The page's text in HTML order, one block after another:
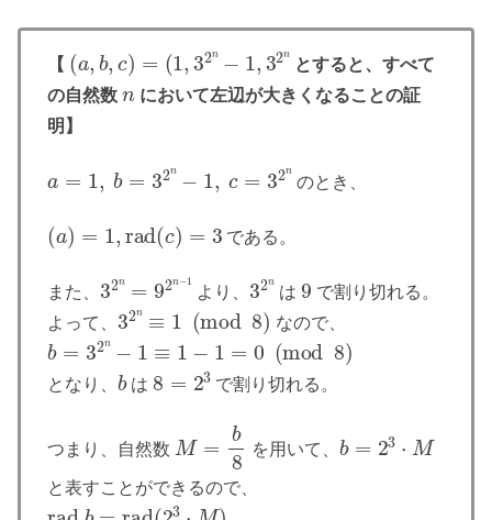
【 ( b c)
( 3 n 3 n
とすると、すべて
の自然数 nにおいて左辺が大きくなることの証
明】
= n− c のとき、
( ) rad c ) = である。
また、 32 92n − 1
より、 32 は9 で割り切れる。
よって、 32 1 mod 8 ) なので、
b 32n 1≡ 1 = ( mod 8)
となり、 bは 8 3 で割り切れる。
つまり、自然数 M= 8 を用いて、 b 23⋅ M
と表すことができるので、
rad b = rad( 23 M )